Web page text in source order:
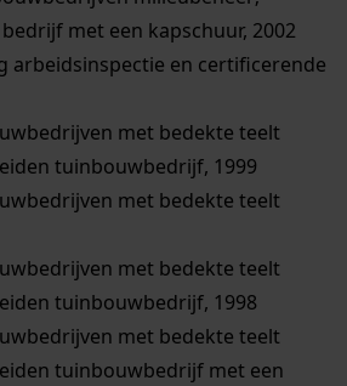
met een kapschuur, 2002
arbeidsinspectie en certificerende
met bedekte teelt
tuinbouwbedrijf, 1999
met bedekte teelt
met bedekte teelt
tuinbouwbedrijf, 1998
met bedekte teelt
tuinbouwbedrijf met een